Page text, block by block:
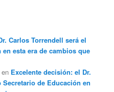
Carlos Torrendell será el
esta era de cambios que
en Excelente decisión: el Dr.
de Educación en